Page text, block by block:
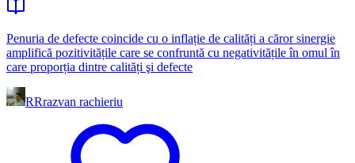
Penuria de defecte coincide cu o inflație de calități a căror sinergie
amplifică pozitivitățile care se confruntă cu negativitățile în omul în
care proporția dintre calități şi defecte
RRrazvan rachieriu